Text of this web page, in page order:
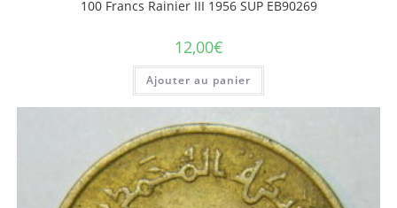
100 Francs Rainier III 1956 SUP EB90269
12,00€
Ajouter au panier